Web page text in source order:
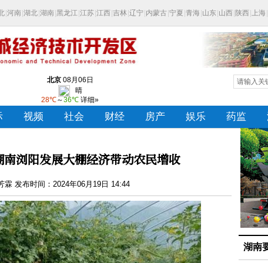
浏阳发展大棚经济带动农民增收
霖 发布时间：2024年06月19日 14:44
湖南